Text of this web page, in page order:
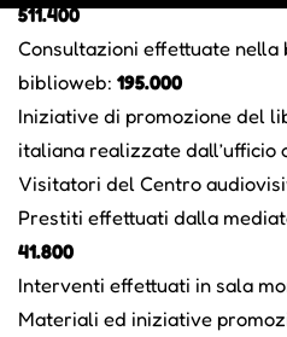
511.400
Consultazioni effettuate
biblioweb: 195.000
Iniziative di promozione del
italiana realizzate dall’ufficio
Visitatori del Centro
Prestiti effettuati dalla
41.800
Interventi effettuati in sala
Materiali ed iniziative